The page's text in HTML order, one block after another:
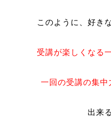
このように、好き
受講が楽しくなる
一回の受講の集中
出来